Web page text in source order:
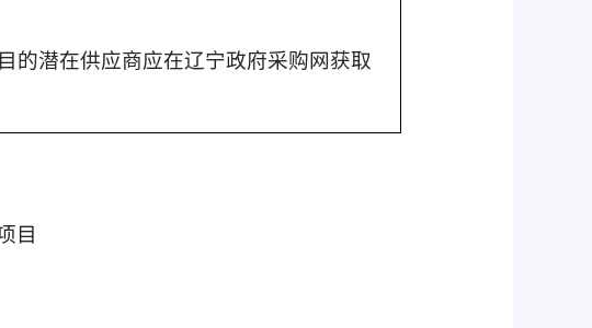
的潜在供应商应在辽宁政府采购网获取
目